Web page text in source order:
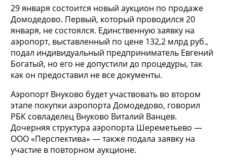
29 января состоится новый аукцион по продаже
Домодедово. Первый, который проводился 20
января, не состоялся. Единственную заявку на
аэропорт, выставленный по цене 132,2 млрд руб.,
подал индивидуальный предприниматель Евгений
Богатый, но его не допустили до процедуры, так
как он предоставил не все документы.
Аэропорт Внуково будет участвовать во втором
этапе покупки аэропорта Домодедово, говорил
РБК совладелец Внуково Виталий Ванцев.
Дочерняя структура аэропорта Шереметьево —
ООО «Перспектива» — также подала заявку на
участие в повторном аукционе.